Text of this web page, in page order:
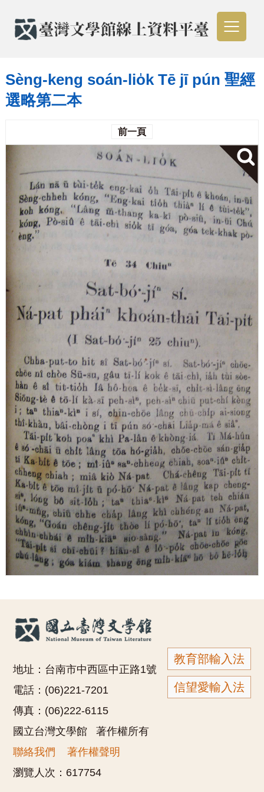
Sèng-keng soán-lio̍k Tē jī pún 聖經
選略第二本
前一頁
教育部輸入法
信望愛輸入法
地址：台南市中西區中正路1號
電話：(06)221-7201
傳真：(06)222-6115
國立台灣文學館 著作權所有
聯絡我們
著作權聲明
瀏覽人次： 617754